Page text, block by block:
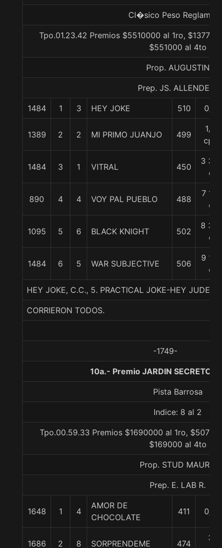
Cl�sico Peso
Tpo.01.23.42 Premios $5510000 al 1ro,
$551000 al 4to
Prop. AUGUSTIN
Prep. JS. ALLENDE F.
1484 1 3 HEY JOKE 510 0/0
1389 2 2 MI PRIMO JUANJO 499
1/2
cpo
1484 3 1 VITRAL 450
3 3/4
c
890 4 4 VOY PAL PUEBLO 488
7 1/2
c
1095 5 6 BLACK KNIGHT 502
8 3/4
c
1484 6 5 WAR SUBJECTIVE 506
9 1/2
c
HEY JOKE, C.C., 5. PRACTICAL JOKE-HEY JUDE-
CORRIERON TODOS.
-1749-
10a.- Premio JARDIN SECRETO,
Pista Barrosa
Indice: 8 al 2
Tpo.00.59.33 Premios $1690000 al 1ro,
$169000 al 4to
Prop. STUD MAURO
Prep. E. LAB R.
1648 1 4
AMOR DE
CHOCOLATE
411 0/0
1686 2 8 SORPRENDEME 474
3